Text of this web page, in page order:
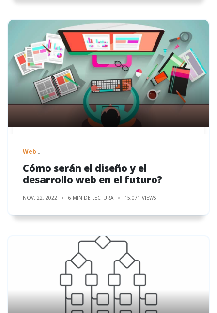
Web
Cómo serán el diseño y el
desarrollo web en el futuro?
NOV. 22, 2022 6 MIN DE LECTURA 15,071 VIEWS